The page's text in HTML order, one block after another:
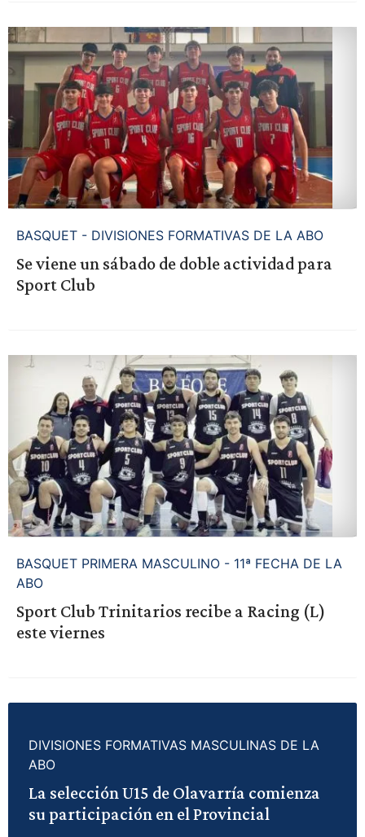
BASQUET - DIVISIONES FORMATIVAS DE LA ABO
Se viene un sábado de doble actividad para
Sport Club
BASQUET PRIMERA MASCULINO - 11ª FECHA DE LA
ABO
Sport Club Trinitarios recibe a Racing (L)
este viernes
DIVISIONES FORMATIVAS MASCULINAS DE LA
ABO
La selección U15 de Olavarría comienza
su participación en el Provincial